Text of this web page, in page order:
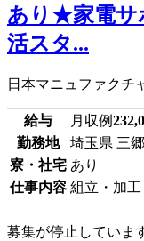
あり★家電サ
活スタ...
日本マニュファクチ
給与 月収例
勤務地
埼玉県 三
寮・社宅 あり
仕事内容 組立・加
募集が停止していま